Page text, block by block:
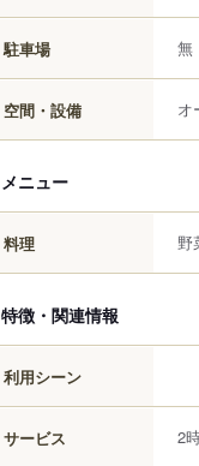
駐車場 無
空間・設備 オ
メニュー
料理 野
特徴・関連情報
利用シーン
サービス 2